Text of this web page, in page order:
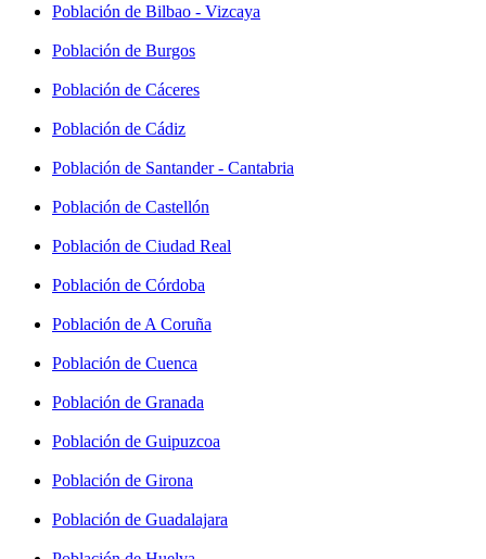
Población de Bilbao - Vizcaya
Población de Burgos
Población de Cáceres
Población de Cádiz
Población de Santander - Cantabria
Población de Castellón
Población de Ciudad Real
Población de Córdoba
Población de A Coruña
Población de Cuenca
Población de Granada
Población de Guipuzcoa
Población de Girona
Población de Guadalajara